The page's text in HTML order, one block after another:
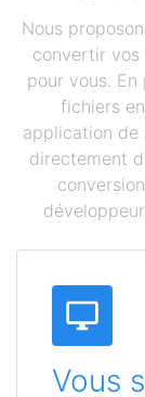
Nous
convertir vos
pour vous.
fichiers
application de
directement
Vous